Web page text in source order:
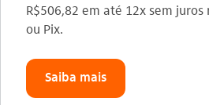
R$506,82 em até 12x sem
ou Pix.
Saiba mais